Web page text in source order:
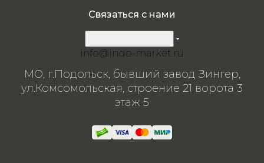
Связаться с нами
info@indo-market.ru
МО, г.Подольск, бывший завод Зингер,
ул.Комсомольская, строение 21 ворота 3
этаж 5